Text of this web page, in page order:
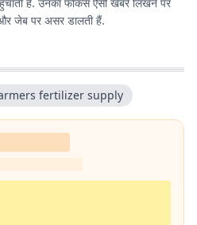
जेब पर असर डालती हैं.
fertilizer supply